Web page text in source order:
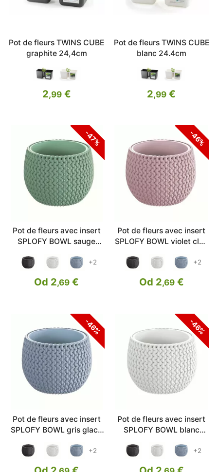
Pot de fleurs TWINS CUBE
graphite 24,4cm
2,99€
Pot de fleurs TWINS CUBE
blanc 24.4cm
2,99 €
-47%
Pot de fleurs avec insert
SPLOFY BOWL sauge
+2
Od 2,69 €
-46%
Pot de fleurs avec insert
SPLOFY BOWL violet clair
+2
Od 2,69€
-46%
Pot de fleurs avec insert
SPLOFY BOWL gris glace
+2
-46%
Pot de fleurs avec insert
SPLOFY BOWL blanc
+2